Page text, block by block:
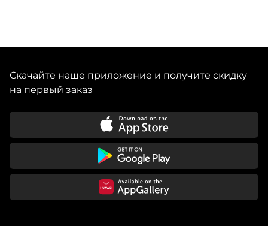
Скачайте наше приложение и получите скидку
на первый заказ